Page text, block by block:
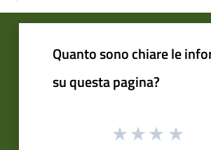
Quanto sono chiare le
su questa pagina?